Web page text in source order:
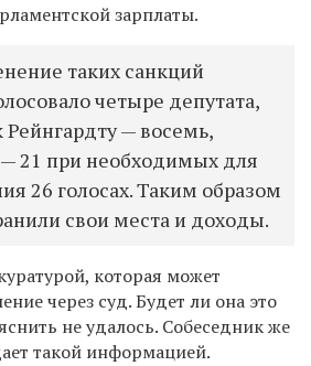
зарплаты.
таких санкций
четыре депутата,
Рейнгардту — восемь,
— 21 при необходимых для
26 голосах. Таким образом
свои места и доходы.
которая может
через суд. Будет ли она это
не удалось. Собеседник же
такой информацией.